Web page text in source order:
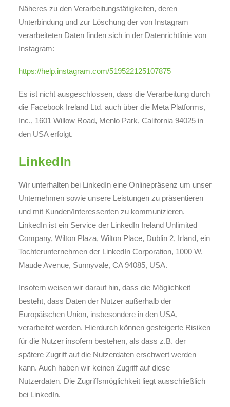
Näheres zu den Verarbeitungstätigkeiten, deren
Unterbindung und zur Löschung der von Instagram
verarbeiteten Daten finden sich in der Datenrichtlinie von
Instagram:
https://help.instagram.com/519522125107875
Es ist nicht ausgeschlossen, dass die Verarbeitung durch
die Facebook Ireland Ltd. auch über die Meta Platforms,
Inc., 1601 Willow Road, Menlo Park, California 94025 in
den USA erfolgt.
LinkedIn
Wir unterhalten bei LinkedIn eine Onlinepräsenz um unser
Unternehmen sowie unsere Leistungen zu präsentieren
und mit Kunden/Interessenten zu kommunizieren.
LinkedIn ist ein Service der LinkedIn Ireland Unlimited
Company, Wilton Plaza, Wilton Place, Dublin 2, Irland, ein
Tochterunternehmen der LinkedIn Corporation, 1000 W.
Maude Avenue, Sunnyvale, CA 94085, USA.
Insofern weisen wir darauf hin, dass die Möglichkeit
besteht, dass Daten der Nutzer außerhalb der
Europäischen Union, insbesondere in den USA,
verarbeitet werden. Hierdurch können gesteigerte Risiken
für die Nutzer insofern bestehen, als dass z.B. der
spätere Zugriff auf die Nutzerdaten erschwert werden
kann. Auch haben wir keinen Zugriff auf diese
Nutzerdaten. Die Zugriffsmöglichkeit liegt ausschließlich
bei LinkedIn.